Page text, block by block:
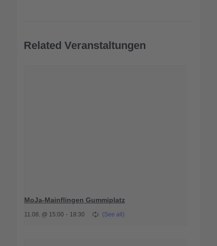
Related Veranstaltungen
MoJa-Mainflingen Gummiplatz
11.08. @ 15:00 - 18:30